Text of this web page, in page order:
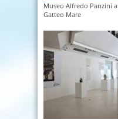
Museo Alfredo Panzini a
Gatteo Mare